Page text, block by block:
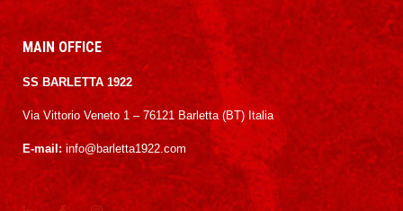
MAIN OFFICE
SS BARLETTA 1922
Via Vittorio Veneto 1 – 76121 Barletta (BT) Italia
E-mail: info@barletta1922.com